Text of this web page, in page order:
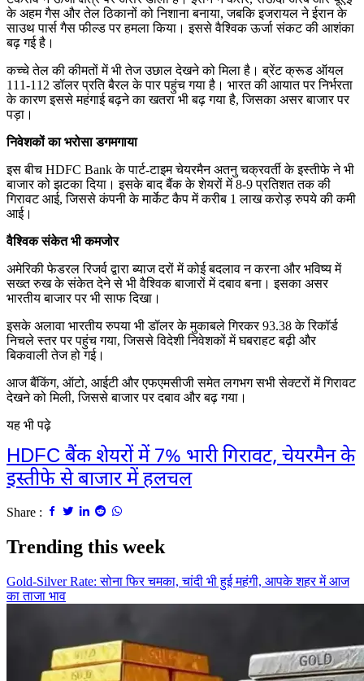
के अहम गैस और तेल ठिकानों को निशाना बनाया, जबकि इजरायल ने ईरान के
साउथ पार्स गैस फील्ड पर हमला किया। इससे वैश्विक ऊर्जा संकट की आशंका
बढ़ गई है।
कच्चे तेल की कीमतों में भी तेज उछाल देखने को मिला है। ब्रेंट क्रूड ऑयल
111-112 डॉलर प्रति बैरल के पार पहुंच गया है। भारत की आयात पर निर्भरता
के कारण इससे महंगाई बढ़ने का खतरा भी बढ़ गया है, जिसका असर बाजार पर
पड़ा।
निवेशकों का भरोसा डगमगाया
इस बीच HDFC Bank के पार्ट-टाइम चेयरमैन अतनु चक्रवर्ती के इस्तीफे ने भी
बाजार को झटका दिया। इसके बाद बैंक के शेयरों में 8-9 प्रतिशत तक की
गिरावट आई, जिससे कंपनी के मार्केट कैप में करीब 1 लाख करोड़ रुपये की कमी
आई।
वैश्विक संकेत भी कमजोर
अमेरिकी फेडरल रिजर्व द्वारा ब्याज दरों में कोई बदलाव न करना और भविष्य में
सख्त रुख के संकेत देने से भी वैश्विक बाजारों में दबाव बना। इसका असर
भारतीय बाजार पर भी साफ दिखा।
इसके अलावा भारतीय रुपया भी डॉलर के मुकाबले गिरकर 93.38 के रिकॉर्ड
निचले स्तर पर पहुंच गया, जिससे विदेशी निवेशकों में घबराहट बढ़ी और
बिकवाली तेज हो गई।
आज बैंकिंग, ऑटो, आईटी और एफएमसीजी समेत लगभग सभी सेक्टरों में गिरावट
देखने को मिली, जिससे बाजार पर दबाव और बढ़ गया।
यह भी पढ़े
HDFC बैंक शेयरों में 7% भारी गिरावट, चेयरमैन के
इस्तीफे से बाजार में हलचल
Share :
Trending this week
Gold-Silver Rate: सोना फिर चमका, चांदी भी हुई महंगी, आपके शहर में आज
का ताजा भाव